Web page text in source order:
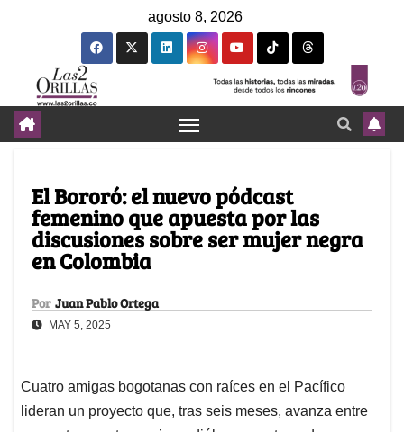
agosto 8, 2026
El Bororó: el nuevo pódcast
femenino que apuesta por las
discusiones sobre ser mujer negra
en Colombia
Por Juan Pablo Ortega
MAY 5, 2025
Cuatro amigas bogotanas con raíces en el Pacífico
lideran un proyecto que, tras seis meses, avanza entre